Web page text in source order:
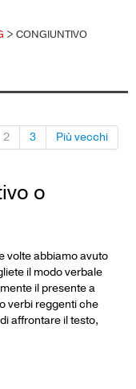
> CONGIUNTIVO
2 3 Più vecchi
o
volte abbiamo avuto
il modo verbale
il presente a
verbi reggenti che
affrontare il testo,